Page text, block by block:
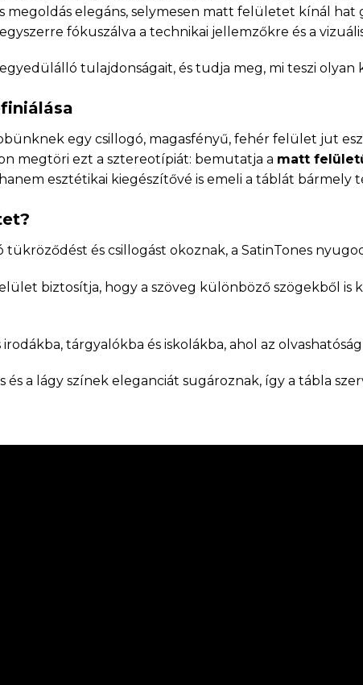
megoldás elegáns, selymesen matt felületet kínál
fókuszálva a technikai jellemzőkre és a
tulajdonságait, és tudja meg, mi teszi
egy csillogó, magasfényű, fehér felület jut
megtöri ezt a sztereotípiát: bemutatja a matt
esztétikai kiegészítővé is emeli a táblát bármely
és csillogást okoznak, a SatinTones
biztosítja, hogy a szöveg különböző szögekből is
irodákba, tárgyalókba és iskolákba, ahol az
és a lágy színek eleganciát sugároznak, így a tábla